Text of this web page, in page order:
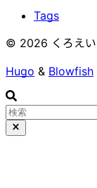
Tags
© 2026 くろえい
Hugo & Blowfish